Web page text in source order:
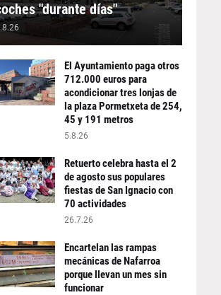
"durante días"
El Ayuntamiento paga otros
712.000 euros para
acondicionar tres lonjas de
la plaza Pormetxeta de 254,
45 y 191 metros
5.8.26
Retuerto celebra hasta el 2
de agosto sus populares
fiestas de San Ignacio con
70 actividades
26.7.26
Encartelan las rampas
mecánicas de Nafarroa
porque llevan un mes sin
funcionar